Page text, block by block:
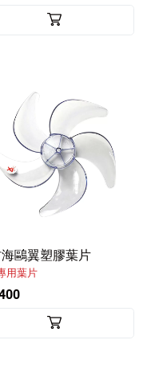
鷗翼塑膠葉片
用葉片